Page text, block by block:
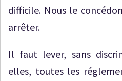
difficile. Nous le
arrêter.
Il faut lever, sans
elles, toutes les